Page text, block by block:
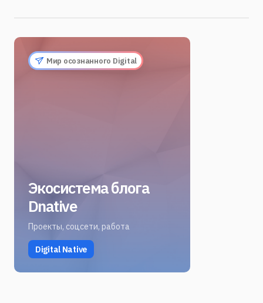
Мир осознанного Digital
Экосистема блога
Dnative
Проекты, соцсети, работа
Digital Native